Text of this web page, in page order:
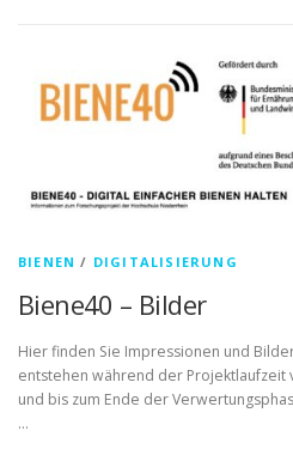
BIENEN / DIGITALISIERUNG
Biene40 – Bilder
Hier finden Sie Impressionen und
entstehen während der Projektlaufzeit
und bis zum Ende der
…